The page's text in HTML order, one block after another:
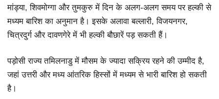
मांड्या, शिवमोग्गा और तुमकुरु में दिन के अलग-अलग समय पर हल्की से
मध्यम बारिश का अनुमान है। इसके अलावा बल्लारी, विजयनगर,
चित्रदुर्ग और दावणगेरे में भी हल्की बौछारें पड़ सकती हैं।
पड़ोसी राज्य तमिलनाडु में मौसम के ज्यादा सक्रिय रहने की उम्मीद है,
जहां उत्तरी और मध्य आंतरिक हिस्सों में मध्यम से भारी बारिश हो सकती
है।